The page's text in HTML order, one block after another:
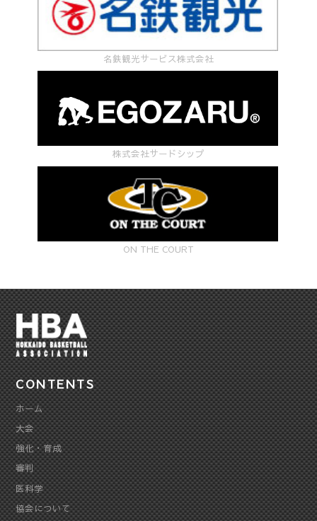
名鉄観光サービス株式会社
株式会社サードシップ
ON THE COURT
CONTENTS
ホーム
大会
強化・育成
審判
医科学
協会について